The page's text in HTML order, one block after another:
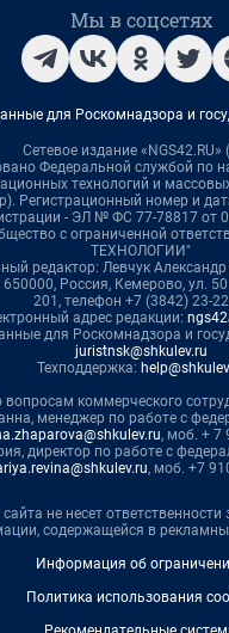
Мы в соцсетях
для Роскомнадзора и
Сетевое издание «NGS42.RU»
Федеральной службой по
технологий и
Регистрационный номер и
- ЭЛ № ФС 77-78817 от
с ограниченной
ТЕХНОЛОГИИ"
редактор: Левчук
Россия, Кемерово, ул.
201, телефон +7 (3842) 23-
адрес редакции:
для Роскомнадзора и
juristnsk@shkulev.ru
Техподдержка:
вопросам коммерческого
менеджер по работе с
, моб. + 7
директор по работе с
, моб. +7
не несет ответственности
содержащейся в
Информация об
Политика использования